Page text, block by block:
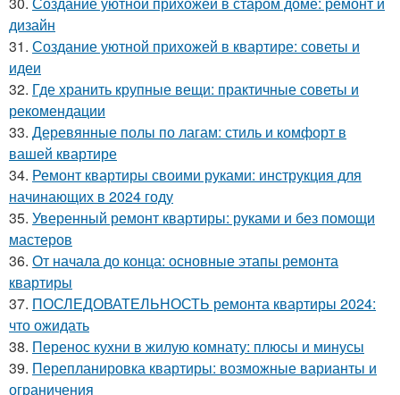
дизайн
31. Создание уютной прихожей в квартире: советы и
идеи
32. Где хранить крупные вещи: практичные советы и
рекомендации
33. Деревянные полы по лагам: стиль и комфорт в
вашей квартире
34. Ремонт квартиры своими руками: инструкция для
начинающих в 2024 году
35. Уверенный ремонт квартиры: руками и без помощи
мастеров
36. От начала до конца: основные этапы ремонта
квартиры
37. ПОСЛЕДОВАТЕЛЬНОСТЬ ремонта квартиры 2024:
что ожидать
38. Перенос кухни в жилую комнату: плюсы и минусы
39. Перепланировка квартиры: возможные варианты и
ограничения